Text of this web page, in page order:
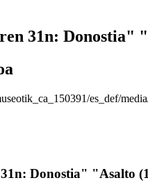
31n: Donostia"
es_def/
Donostia" "Asalto